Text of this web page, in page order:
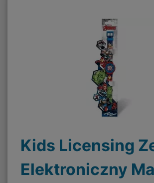
Kids Licensing
Elektroniczny